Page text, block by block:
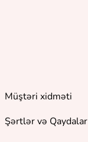
Müştəri xidməti
Şərtlər və Qaydalar